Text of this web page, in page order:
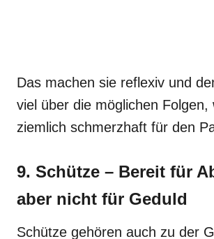
Das machen sie reflexiv und
viel über die möglichen Folgen,
ziemlich schmerzhaft für den
9. Schütze – Bereit für
aber nicht für Geduld
Schütze gehören auch zu der